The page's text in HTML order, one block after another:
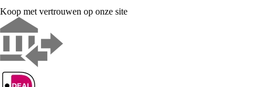
Koop met vertrouwen op onze site